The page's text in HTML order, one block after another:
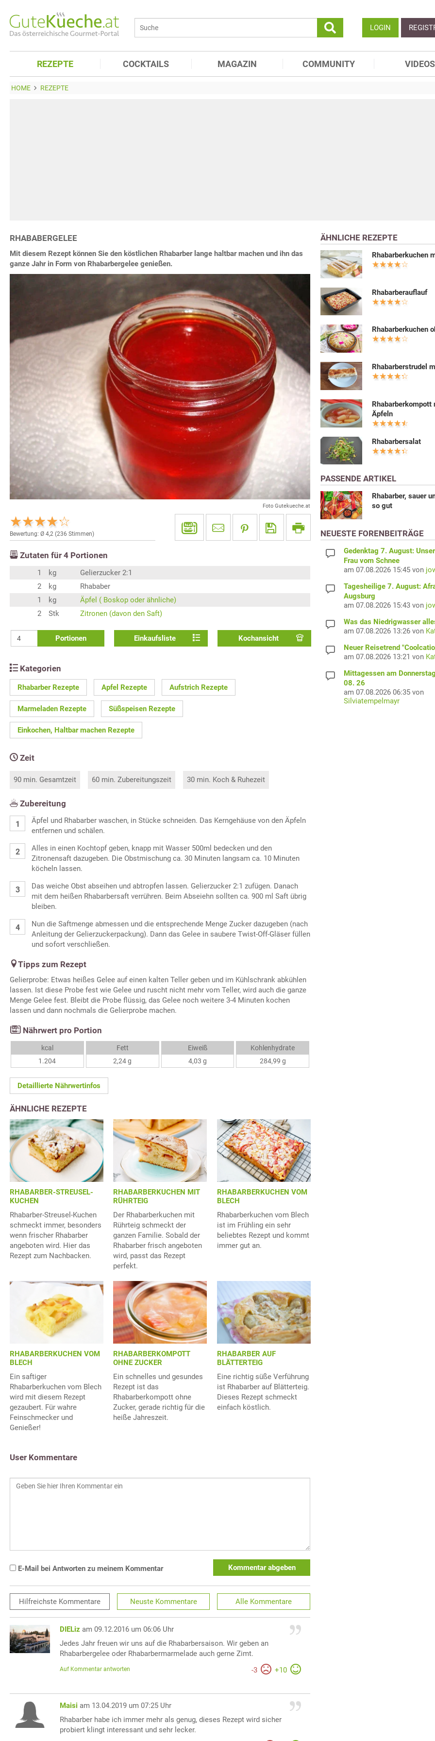
LOGIN
REZEPTE COCKTAILS MAGAZIN COMMUNITY VIDEOS
HOME REZEPTE
RHABABERGELEE
Mit diesem Rezept können Sie den köstlichen Rhabarber lange haltbar machen und ihn das
ganze Jahr in Form von Rhabarbergelee genießen.
Foto Gutekueche.at
Bewertung: Ø 4,2 (236 Stimmen)
Zutaten für 4 Portionen
1 kg
Gelierzucker 2:1
2
kg
Rhababer
1
kg
Äpfel ( Boskop oder ähnliche)
2
Stk Zitronen (davon den Saft)
Portionen Einkaufsliste Kochansicht
Kategorien
Rhabarber Rezepte Apfel Rezepte Aufstrich Rezepte
Marmeladen Rezepte Süßspeisen Rezepte
Einkochen, Haltbar machen Rezepte
Zeit
90 min. Gesamtzeit 60 min. Zubereitungszeit 30 min. Koch & Ruhezeit
Zubereitung
Äpfel und Rhabarber waschen, in Stücke schneiden. Das Kerngehäuse von den Äpfeln
entfernen und schälen.
Alles in einen Kochtopf geben, knapp mit Wasser 500ml bedecken und den
Zitronensaft dazugeben. Die Obstmischung ca. 30 Minuten langsam ca. 10 Minuten
köcheln lassen.
Das weiche Obst abseihen und abtropfen lassen. Gelierzucker 2:1 zufügen. Danach
mit dem heißen Rhabarbersaft verrühren. Beim Abseiehn sollten ca. 900 ml Saft übrig
bleiben.
Nun die Saftmenge abmessen und die entsprechende Menge Zucker dazugeben (nach
Anleitung der Gelierzuckerpackung). Dann das Gelee in saubere Twist-Off-Gläser füllen
und sofort verschließen.
Tipps zum Rezept
Gelierprobe: Etwas heißes Gelee auf einen kalten Teller geben und im Kühlschrank abkühlen
lassen. Ist diese Probe fest wie Gelee und ruscht nicht mehr vom Teller, wird auch die ganze
Menge Gelee fest. Bleibt die Probe flüssig, das Gelee noch weitere 3-4 Minuten kochen
lassen und dann nochmals die Gelierprobe machen.
Nährwert pro Portion
kcal
1.204
Fett
2,24 g
Eiweiß
4,03 g
Kohlenhydrate
284,99 g
Detaillierte Nährwertinfos
ÄHNLICHE REZEPTE
RHABARBER-STREUSEL-
KUCHEN
Rhabarber-Streusel-Kuchen
schmeckt immer, besonders
wenn frischer Rhabarber
angeboten wird. Hier das
Rezept zum Nachbacken.
RHABARBERKUCHEN MIT
RÜHRTEIG
Der Rhabarberkuchen mit
Rührteig schmeckt der
ganzen Familie. Sobald der
Rhabarber frisch angeboten
wird, passt das Rezept
perfekt.
RHABARBERKUCHEN VOM
BLECH
Rhabarberkuchen vom Blech
ist im Frühling ein sehr
beliebtes Rezept und kommt
immer gut an.
RHABARBERKUCHEN VOM
BLECH
Ein saftiger
Rhabarberkuchen vom Blech
wird mit diesem Rezept
gezaubert. Für wahre
Feinschmecker und
Genießer!
RHABARBERKOMPOTT
OHNE ZUCKER
Ein schnelles und gesundes
Rezept ist das
Rhabarberkompott ohne
Zucker, gerade richtig für die
heiße Jahreszeit.
RHABARBER AUF
BLÄTTERTEIG
Eine richtig süße Verführung
ist Rhabarber auf Blätterteig.
Dieses Rezept schmeckt
einfach köstlich.
User Kommentare
E-Mail bei Antworten zu meinem Kommentar Kommentar abgeben
Hilfreichste Kommentare Neuste Kommentare Alle Kommentare
DIELiz am 09.12.2016 um 06:06 Uhr
Jedes Jahr freuen wir uns auf die Rhabarbersaison. Wir geben an
Rhabarbergelee oder Rhabarbermarmelade auch gerne Zimt.
-3 +10
Auf Kommentar antworten
Maisi am 13.04.2019 um 07:25 Uhr
Rhabarber habe ich immer mehr als genug, dieses Rezept wird sicher
probiert klingt interessant und sehr lecker.
ÄHNLICHE REZEPTE
Rhabarberkuchen
Rhabarberauflauf
Rhabarberkuchen
Rhabarberstrudel
Rhabarberkompott
Äpfeln
Rhabarbersalat
PASSENDE ARTIKEL
Rhabarber, sauer
so gut
NEUESTE FORENBEITRÄGE
Gedenktag 7. August:
Frau vom Schnee
am 07.08.2026 15:45 von
Tagesheilige 7. August:
Augsburg
am 07.08.2026 15:43 von
Was das Niedrigwasser
am 07.08.2026 13:26 von
Neuer Reisetrend
am 07.08.2026 13:21 von
Mittagessen am
08. 26
am 07.08.2026 06:35 von
Silviatempelmayr